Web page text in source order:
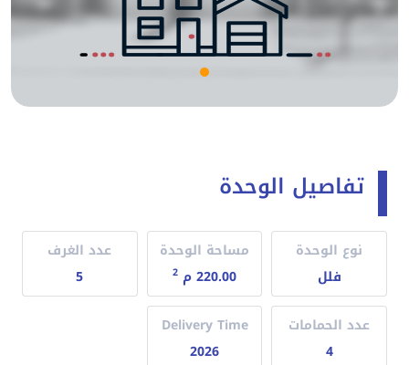
تفاصيل الوحدة
نوع الوحدة
فلل
مساحة الوحدة
220.00 م
2
عدد الغرف
5
عدد الحمامات
4
Delivery Time
2026